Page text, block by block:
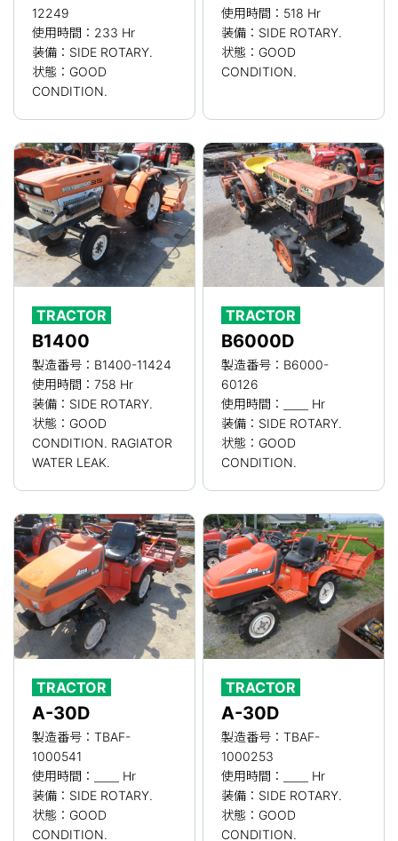
12249
使用時間：233 Hr
装備：SIDE ROTARY.
状態：GOOD
CONDITION.
使用時間：518 Hr
装備：SIDE ROTARY.
状態：GOOD
CONDITION.
TRACTOR
B1400
製造番号：B1400-11424
使用時間：758 Hr
装備：SIDE ROTARY.
状態：GOOD
CONDITION. RAGIATOR
WATER LEAK.
TRACTOR
B6000D
製造番号：B6000-
60126
使用時間：＿＿ Hr
装備：SIDE ROTARY.
状態：GOOD
CONDITION.
TRACTOR
A-30D
製造番号：TBAF-
1000541
使用時間：＿＿ Hr
装備：SIDE ROTARY.
状態：GOOD
CONDITION.
TRACTOR
A-30D
製造番号：TBAF-
1000253
使用時間：＿＿ Hr
装備：SIDE ROTARY.
状態：GOOD
CONDITION.